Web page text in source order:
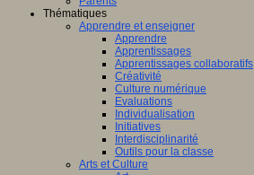
Thématiques
Apprendre et enseigner
Apprendre
Apprentissages
Apprentissages collaboratifs
Créativité
Culture numérique
Evaluations
Individualisation
Initiatives
Interdisciplinarité
Outils pour la classe
Arts et Culture